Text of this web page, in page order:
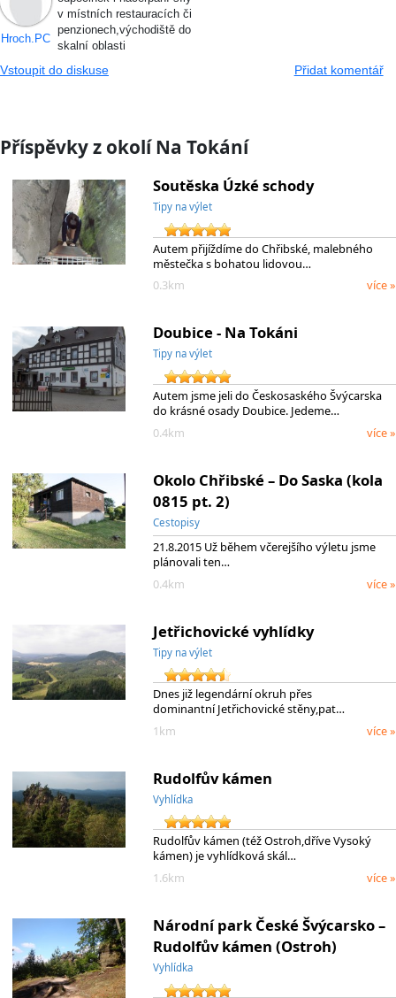
Hroch.PC
v místních restauracích či
penzionech,východiště do
skalní oblasti
Vstoupit do diskuse Přidat komentář
Příspěvky z okolí Na Tokání
Soutěska Úzké schody
Tipy na výlet
Autem přijíždíme do Chřibské, malebného
městečka s bohatou lidovou…
0.3km
více »
Doubice - Na Tokáni
Tipy na výlet
Autem jsme jeli do Českosaského Švýcarska
do krásné osady Doubice. Jedeme…
0.4km
více »
Okolo Chřibské – Do Saska (kola
0815 pt. 2)
Cestopisy
21.8.2015 Už během včerejšího výletu jsme
plánovali ten…
0.4km
více »
Jetřichovické vyhlídky
Tipy na výlet
Dnes již legendární okruh přes
dominantní Jetřichovické stěny,pat…
1km
více »
Rudolfův kámen
Vyhlídka
Rudolfův kámen (též Ostroh,dříve Vysoký
kámen) je vyhlídková skál…
1.6km
více »
Národní park České Švýcarsko –
Rudolfův kámen (Ostroh)
Vyhlídka